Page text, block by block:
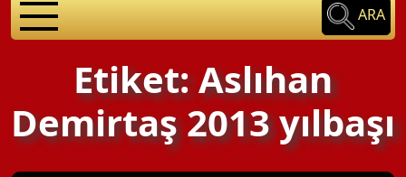
ARA
Etiket: Aslıhan
Demirtaş 2013 yılbaşı